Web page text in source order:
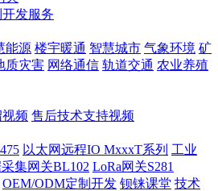
开发服务
能源 楼宇暖通 智慧城市 气象环境 矿
质灾害 网络通信 轨道交通 农业养殖
频 售后技术支持视频
以太网远程IO MxxxT系列 工业
集网关BL102 LoRa网关S281
OEM/ODM定制开发 钡铼课堂 技术